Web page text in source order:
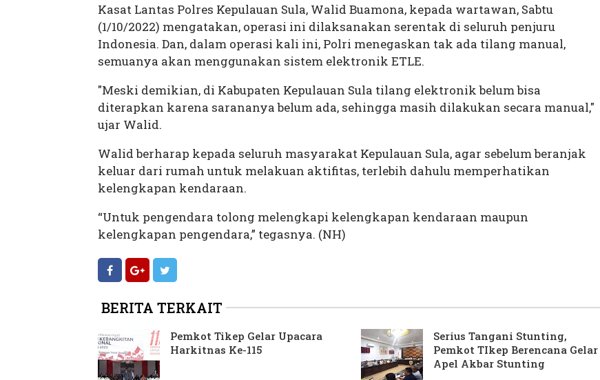
Kasat Lantas Polres Kepulauan Sula, Walid Buamona, kepada wartawan, Sabtu
(1/10/2022) mengatakan, operasi ini dilaksanakan serentak di seluruh penjuru
Indonesia. Dan, dalam operasi kali ini, Polri menegaskan tak ada tilang manual,
semuanya akan menggunakan sistem elektronik ETLE.
"Meski demikian, di Kabupaten Kepulauan Sula tilang elektronik belum bisa
diterapkan karena sarananya belum ada, sehingga masih dilakukan secara manual,"
ujar Walid.
Walid berharap kepada seluruh masyarakat Kepulauan Sula, agar sebelum beranjak
keluar dari rumah untuk melakuan aktifitas, terlebih dahulu memperhatikan
kelengkapan kendaraan.
“Untuk pengendara tolong melengkapi kelengkapan kendaraan maupun
kelengkapan pengendara,” tegasnya. (NH)
BERITA TERKAIT
Pemkot Tikep Gelar Upacara
Harkitnas Ke-115
Serius Tangani Stunting,
Pemkot TIkep Berencana Gelar
Apel Akbar Stunting